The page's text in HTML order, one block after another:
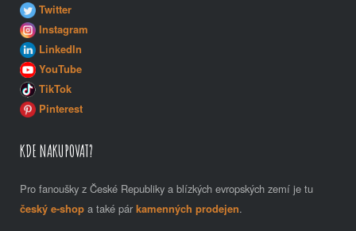
Twitter
Instagram
LinkedIn
YouTube
TikTok
Pinterest
KDE NAKUPOVAT?
Pro fanoušky z České Republiky a blízkých evropských zemí je tu
český e-shopa také pár kamenných prodejen.